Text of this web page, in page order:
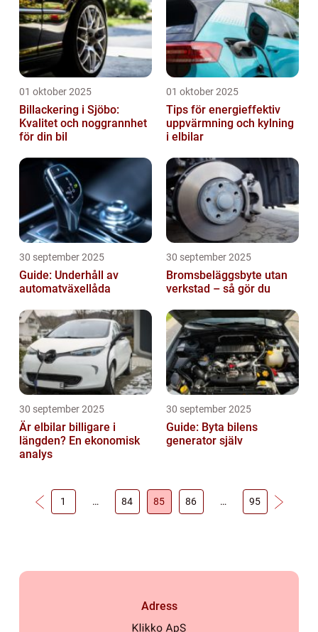
01 oktober 2025
Billackering i Sjöbo:
Kvalitet och noggrannhet
för din bil
01 oktober 2025
Tips för energieffektiv
uppvärmning och kylning
i elbilar
30 september 2025
Guide: Underhåll av
automatväxellåda
30 september 2025
Bromsbeläggsbyte utan
verkstad – så gör du
30 september 2025
Är elbilar billigare i
längden? En ekonomisk
analys
30 september 2025
Guide: Byta bilens
generator själv
1 … 84 85 86 … 95
Adress